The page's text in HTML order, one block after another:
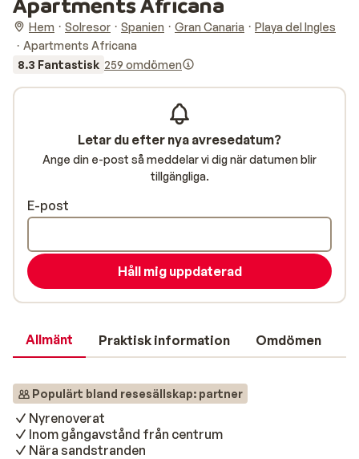
Hem Solresor Spanien Gran Canaria
Playa del Ingles
Apartments Africana
8.3 Fantastisk 259 omdömen
Allmänt Praktisk information Omdömen
Populärt bland resesällskap: partner
Nyrenoverat
Inom gångavstånd från centrum
Nära sandstranden
Letar du efter nya avresedatum?
Ange din e-post så meddelar vi dig när datumen blir
tillgängliga.
E-post
Håll mig uppdaterad